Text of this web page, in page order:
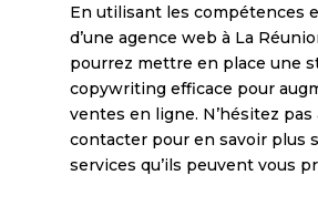
En utilisant les compétences
d’une agence web à La
pourrez mettre en place une
copywriting efficace pour
ventes en ligne. N’hésitez pas
contacter pour en savoir plus
services qu’ils peuvent vous